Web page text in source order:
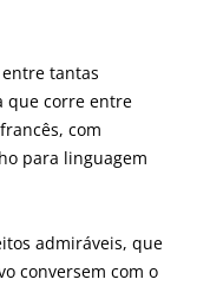
tantas
que corre entre
com
para linguagem
admiráveis, que
conversem com o